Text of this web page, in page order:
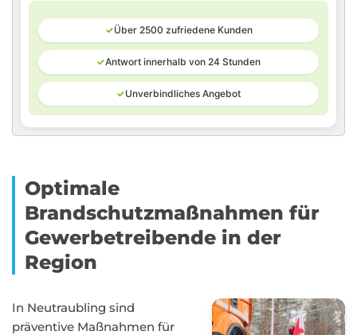
✓Über 2500 zufriedene Kunden
✓Antwort innerhalb von 24 Stunden
✓Unverbindliches Angebot
Optimale
Brandschutzmaßnahmen für
Gewerbetreibende in der
Region
In Neutraubling sind
präventive Maßnahmen für